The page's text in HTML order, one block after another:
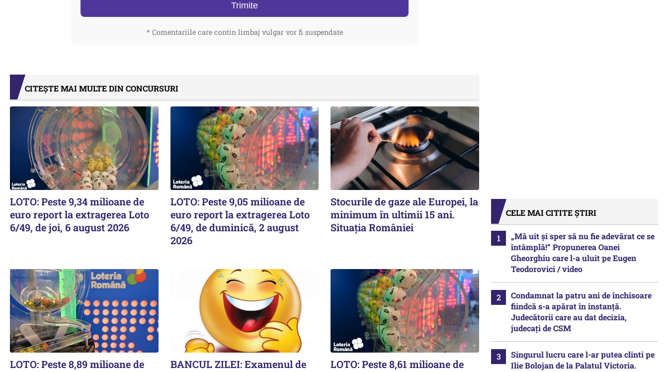
Trimite
* Comentariile care contin limbaj vulgar vor fi suspendate
CITEȘTE MAI MULTE DIN CONCURSURI
LOTO: Peste 9,34 milioane de
euro report la extragerea Loto
6/49, de joi, 6 august 2026
LOTO: Peste 9,05 milioane de
euro report la extragerea Loto
6/49, de duminică, 2 august
2026
Stocurile de gaze ale Europei, la
minimum în ultimii 15 ani.
Situația României
LOTO: Peste 8,89 milioane de
BANCUL ZILEI: Examenul de
LOTO: Peste 8,61 milioane de
CELE MAI CITITE ȘTIRI
„Mă uit și sper să nu fie adevărat ce se
întâmplă!“ Propunerea Oanei
Gheorghiu care l-a uluit pe Eugen
Teodorovici / video
Condamnat la patru ani de închisoare
fiindcă s-a apărat în instanță.
Judecătorii care au dat decizia,
judecați de CSM
Singurul lucru care l-ar putea clinti pe
Ilie Bolojan de la Palatul Victoria.